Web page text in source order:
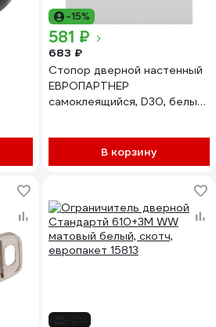
-15%
581 ₽
683 ₽
Стопор дверной настенный
ЕВРОПАРТНЕР
самоклеящийся, D30, белый,
В корзину